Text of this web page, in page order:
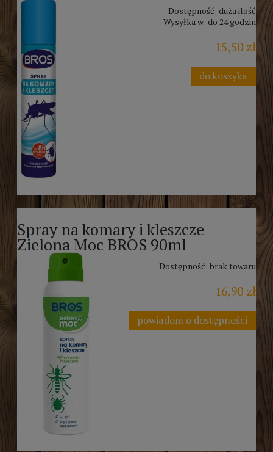
Dostępność: duża ilość
Wysyłka w: do 24 godzin
15,50 zł
do koszyka
Spray na komary i kleszcze
Zielona Moc BROS 90ml
Dostępność: brak towaru
16,90 zł
powiadom o dostępności